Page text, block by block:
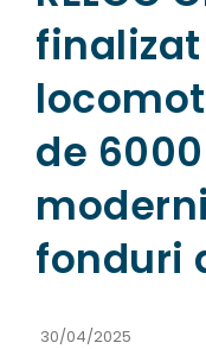
de
fonduri
30/04/2025